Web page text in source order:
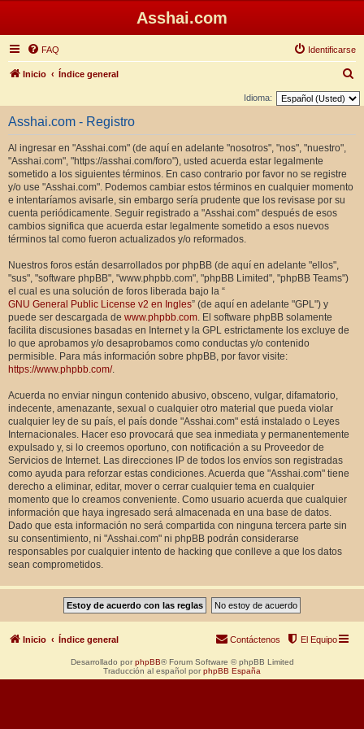
Asshai.com
FAQ Identificarse
Inicio Índice general
u
Idioma:
Asshai.com - Registro
Al ingresar en "Asshai.com" (de aquí en adelante "nosotros", "nos", "nuestro",
"Asshai.com", "https://asshai.com/foro"), usted acuerda estar legalmente
sometido a los siguientes términos. En caso contrario por favor no se registre
y/o use "Asshai.com". Podemos cambiar estos términos en cualquier momento
e intentaríamos avisarle, sin embargo sería prudente que los revisase por su
cuenta periódicamente. Seguir registrado a "Asshai.com" después de esos
cambios significa que acuerda estar legalmente sometido a esos nuevos
términos tal como fueron actualizados y/o reformados.
Nuestros foros están desarrollados por phpBB (de aquí en adelante "ellos",
"sus", "software phpBB", "www.phpbb.com", "phpBB Limited", "phpBB Teams")
el cual es una solución de foros liberada bajo la “
GNU General Public License v2 en Ingles” (de aquí en adelante "GPL") y
puede ser descargada de www.phpbb.com. El software phpBB solamente
facilita discusiones basadas en Internet y la GPL estrictamente los excluye de
lo que aprobamos y/o desaprobamos como conductas y/o contenido
permisible. Para más información sobre phpBB, por favor visite:
https://www.phpbb.com/.
Acuerda no enviar ningun contenido abusivo, obsceno, vulgar, difamatorio,
indecente, amenazante, sexual o cualquier otro material que pueda violar
cualquier ley de su país, el país donde "Asshai.com" está instalado o Leyes
Internacionales. Hacer eso provocará que sea inmediata y permanentemente
expulsado y, si lo creemos oportuno, con notificación a su Proveedor de
Servicios de Internet. Las direcciones IP de todos los envíos son registradas
como ayuda para reforzar estas condiciones. Acuerda que "Asshai.com" tiene
derecho a eliminar, editar, mover o cerrar cualquier tema en cualquier
momento que lo creamos conveniente. Como usuario acuerda que cualquier
información que haya ingresado será almacenada en una base de datos.
Dado que esta información no será compartida con ninguna tercera parte sin
su consentimiento, ni "Asshai.com" ni phpBB podrán considerarse
responsables por cualquier intento de hacking que conlleve a que los datos
sean comprometidos.
Inicio Índice general El Equipo
Contáctenos
Desarrollado por phpBB® Forum Software © phpBB Limited
Traducción al español por phpBB España